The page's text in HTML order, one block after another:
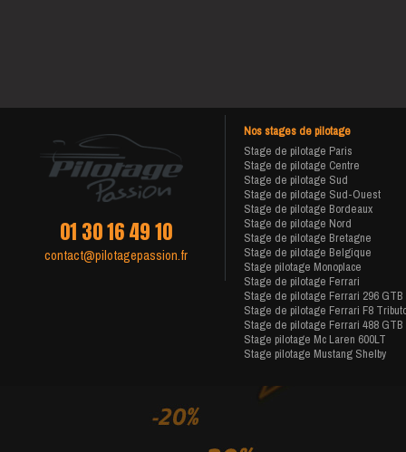
01 30 16 49 10
contact@pilotagepassion.fr
Nos stages de pilotage
Stage de pilotage Paris
Stage de pilotage Centre
Stage de pilotage Sud
Stage de pilotage Sud-Ouest
Stage de pilotage Bordeaux
Stage de pilotage Nord
Stage de pilotage Bretagne
Stage de pilotage Belgique
Stage pilotage Monoplace
Stage de pilotage Ferrari
Stage de pilotage Ferrari 296 GTB
Stage de pilotage Ferrari F8
Stage de pilotage Ferrari 488 GTB
Stage pilotage Mc Laren 600LT
Stage pilotage Mustang Shelby